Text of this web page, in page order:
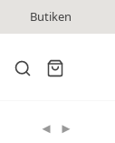
Butiken